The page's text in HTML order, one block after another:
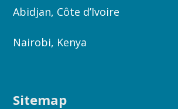
Abidjan, Côte d’Ivoire
Nairobi, Kenya
Sitemap